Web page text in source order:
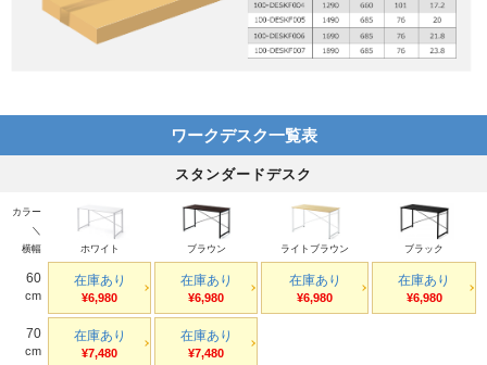
ワークデスク一覧表
スタンダードデスク
カラー
＼
横幅
ホワイト ブラウン ライトブラウン ブラック
60
cm
在庫あり
¥6,980
在庫あり
¥6,980
在庫あり
¥6,980
在庫あり
¥6,980
70
cm
在庫あり
¥7,480
在庫あり
¥7,480